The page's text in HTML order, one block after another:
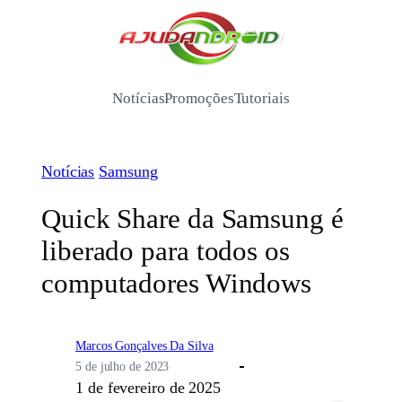
/
NotíciasPromoçõesTutoriais
Notícias Samsung
Quick Share da Samsung é
liberado para todos os
computadores Windows
Marcos Gonçalves Da Silva
5 de julho de 2023
1 de fevereiro de 2025